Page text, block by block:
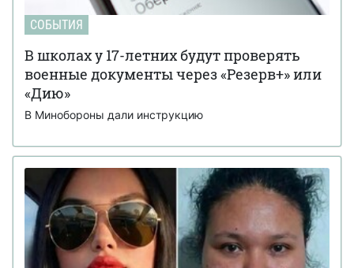
СОБЫТИЯ
В школах у 17-летних будут проверять
военные документы через «Резерв+» или
«Дию»
В Минобороны дали инструкцию